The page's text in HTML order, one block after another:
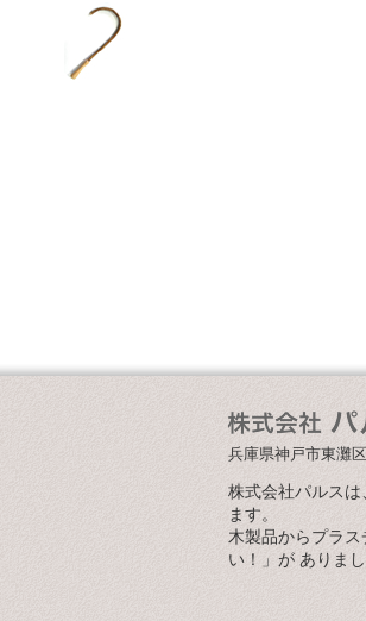
兵庫県神戸市東灘
株式会社パルス
ます。
木製品からプラ
い！」が ありま